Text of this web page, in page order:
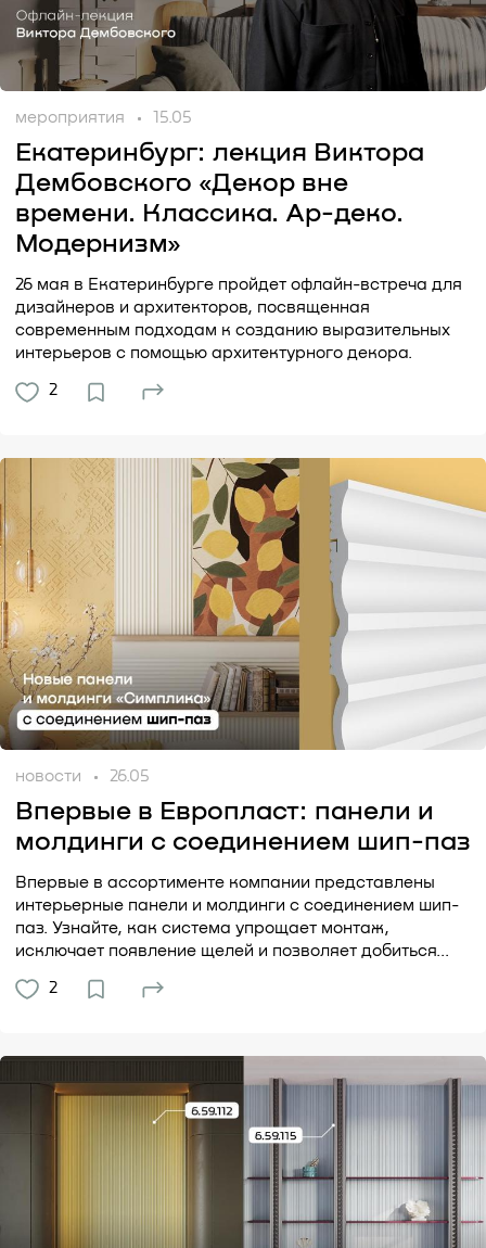
мероприятия 15.05
Екатеринбург: лекция Виктора
Дембовского «Декор вне
времени. Классика. Ар-деко.
Модернизм»
26 мая в Екатеринбурге пройдет офлайн-встреча для
дизайнеров и архитекторов, посвященная
современным подходам к созданию выразительных
интерьеров с помощью архитектурного декора.
2
новости 26.05
Впервые в Европласт: панели и
молдинги с соединением шип-паз
Впервые в ассортименте компании представлены
интерьерные панели и молдинги с соединением шип-
паз. Узнайте, как система упрощает монтаж,
исключает появление щелей и позволяет добиться...
2